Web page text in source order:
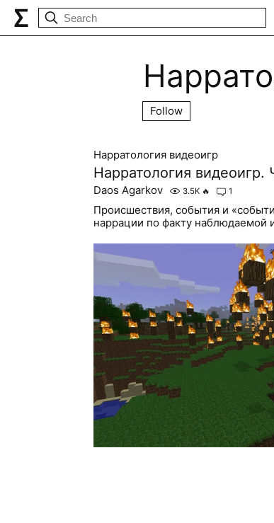
Follow
Нарратология видеоигр
Нарратология видеоигр.
Daos Agarkov 3.5K 🔥 1
Происшествия, события и
наррации по факту наблюдаемой